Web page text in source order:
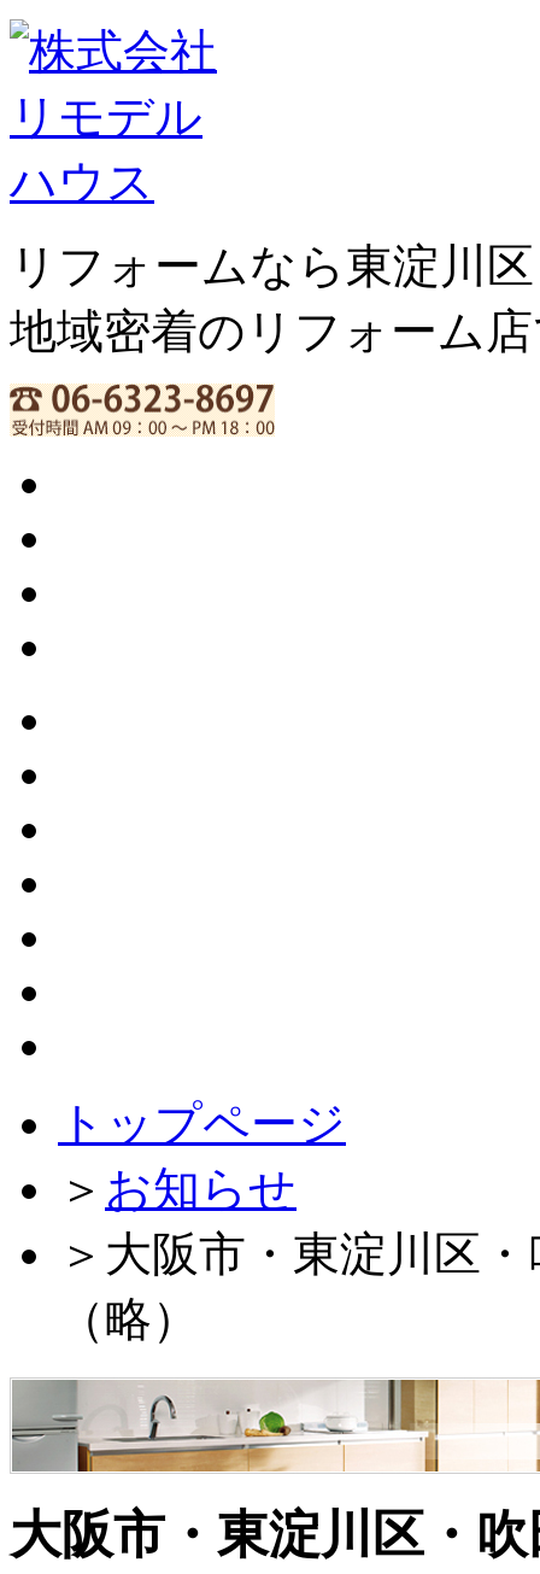
リフォームなら東淀
地域密着のリフォーム
トップページ
＞ お知らせ
＞ 大阪市・東淀川区
（略）
大阪市・東淀川区・